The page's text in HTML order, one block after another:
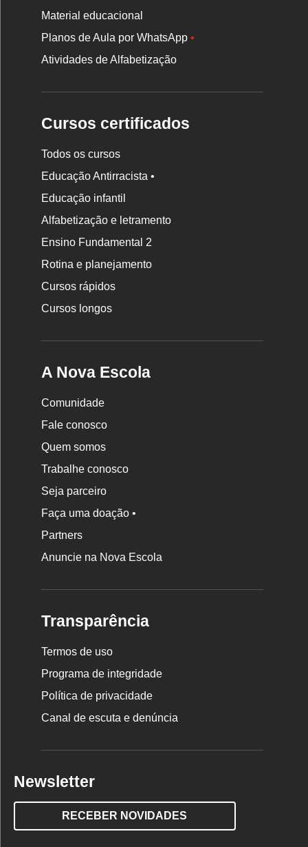
Material educacional
Planos de Aula por WhatsApp•
Atividades de Alfabetização
Cursos certificados
Todos os cursos
Educação Antirracista •
Educação infantil
Alfabetização e letramento
Ensino Fundamental 2
Rotina e planejamento
Cursos rápidos
Cursos longos
A Nova Escola
Comunidade
Fale conosco
Quem somos
Trabalhe conosco
Seja parceiro
Faça uma doação •
Partners
Anuncie na Nova Escola
Transparência
Termos de uso
Programa de integridade
Política de privacidade
Canal de escuta e denúncia
Newsletter
RECEBER NOVIDADES